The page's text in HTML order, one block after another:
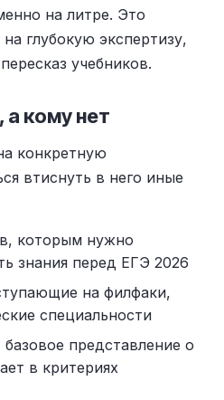
на литре. Это
глубокую экспертизу,
учебников.
кому нет
конкретную
втиснуть в него иные
которым нужно
знания перед ЕГЭ 2026
на филфаки,
специальности
представление о
в критериях